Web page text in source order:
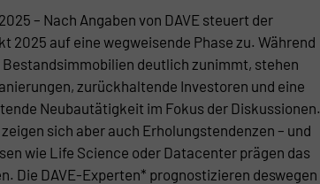
– Nach Angaben von DAVE steuert der
2025 auf eine wegweisende Phase zu. Während
Bestandsimmobilien deutlich zunimmt, stehen
zurückhaltende Investoren und eine
Neubautätigkeit im Fokus der Diskussionen.
sich aber auch Erholungstendenzen – und
wie Life Science oder Datacenter prägen das
Die DAVE-Experten* prognostizieren deswegen